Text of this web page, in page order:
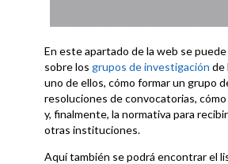
En este apartado de la web se
sobre los grupos de investigación de
uno de ellos, cómo formar un grupo
resoluciones de convocatorias,
y, finalmente, la normativa para
otras instituciones.
Aquí también se podrá encontrar el